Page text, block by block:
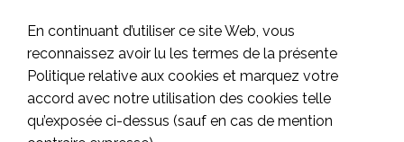
En continuant d’utiliser ce site Web, vous
reconnaissez avoir lu les termes de la présente
Politique relative aux cookies et marquez votre
accord avec notre utilisation des cookies telle
qu’exposée ci-dessus (sauf en cas de mention